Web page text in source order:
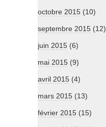
octobre 2015 (10)
septembre 2015 (12)
juin 2015 (6)
mai 2015 (9)
avril 2015 (4)
mars 2015 (13)
février 2015 (15)